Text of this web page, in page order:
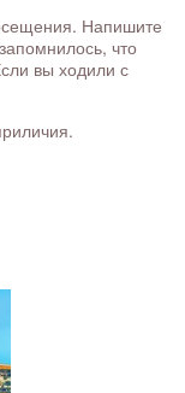
Напишите
что
вы ходили с